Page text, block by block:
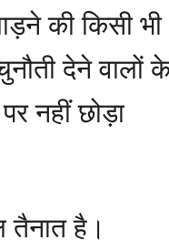
की किसी भी
देने वालों
नहीं छोड़ा
तैनात है।